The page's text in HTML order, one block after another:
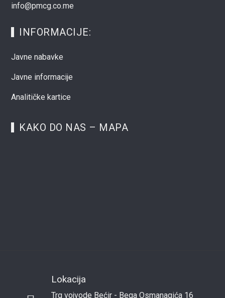
info@pmcg.co.me
INFORMACIJE:
Javne nabavke
Javne informacije
Analitičke kartice
KAKO DO NAS – MAPA
Lokacija
Trg vojvode Bećir - Bega Osmanagića 16